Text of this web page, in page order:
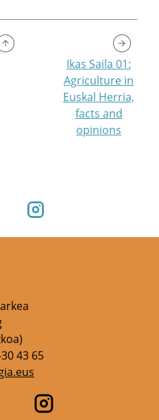
Ikas Saila 01:
Agriculture in
Euskal Herria,
facts and
opinions
43 65